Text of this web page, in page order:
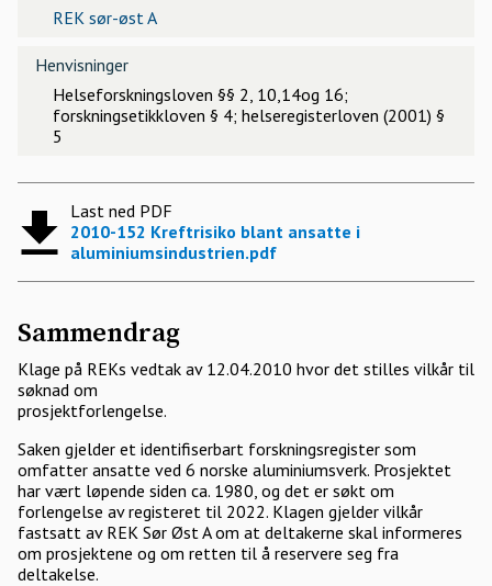
REK sør-øst A
Henvisninger
Helseforskningsloven §§ 2, 10,14og 16;
forskningsetikkloven § 4; helseregisterloven (2001) §
5
Last ned PDF
2010-152 Kreftrisiko blant ansatte i
aluminiumsindustrien.pdf
Sammendrag
Klage på REKs vedtak av 12.04.2010 hvor det stilles vilkår til
søknad om
prosjektforlengelse.
Saken gjelder et identifiserbart forskningsregister som
omfatter ansatte ved 6 norske aluminiumsverk. Prosjektet
har vært løpende siden ca. 1980, og det er søkt om
forlengelse av registeret til 2022. Klagen gjelder vilkår
fastsatt av REK Sør Øst A om at deltakerne skal informeres
om prosjektene og om retten til å reservere seg fra
deltakelse.